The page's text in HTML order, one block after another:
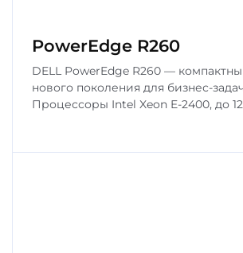
PowerEdge R260
DELL PowerEdge R260 —
нового поколения для бизнес-
Процессоры Intel Xeon E-2400, до